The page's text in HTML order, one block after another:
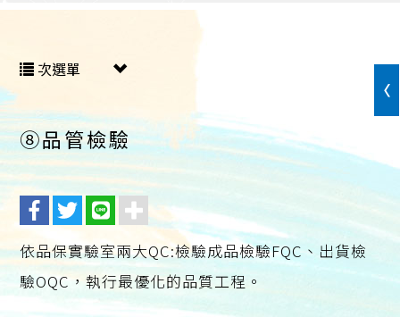
次選單
⑧品管檢驗
依品保實驗室兩大QC:檢驗成品檢驗FQC、出貨檢
驗OQC，執行最優化的品質工程。